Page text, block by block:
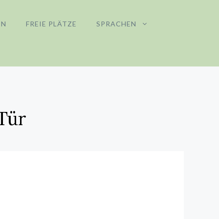
FREIE PLÄTZE SPRACHEN